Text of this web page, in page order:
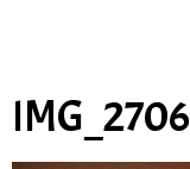
IMG_2706